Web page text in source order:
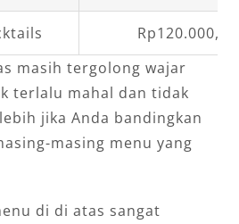
Rp120.000,00
masih tergolong wajar
terlalu mahal dan tidak
jika Anda bandingkan
masing menu yang
di di atas sangat